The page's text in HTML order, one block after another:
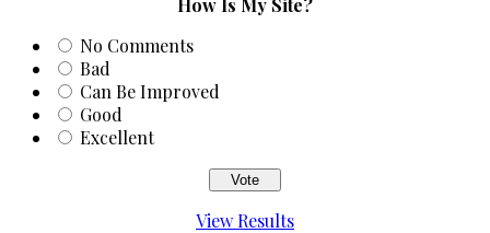
How Is My Site?
No Comments
Bad
Can Be Improved
Good
Excellent
View Results